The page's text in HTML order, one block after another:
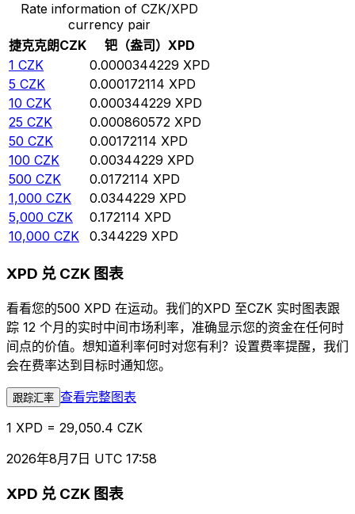
Rate information of CZK/XPD
currency pair
捷克克朗CZK 钯（盎司） XPD
1 CZK 0.0000344229 XPD
5 CZK 0.000172114 XPD
10 CZK 0.000344229 XPD
25 CZK 0.000860572 XPD
50 CZK 0.00172114 XPD
100 CZK 0.00344229 XPD
500 CZK 0.0172114 XPD
1,000 CZK 0.0344229 XPD
5,000 CZK 0.172114 XPD
10,000 CZK 0.344229 XPD
XPD 兑 CZK 图表
看看您的500 XPD 在运动。我们的XPD 至CZK 实时图表跟
踪 12 个月的实时中间市场利率，准确显示您的资金在任何时
间点的价值。想知道利率何时对您有利？设置费率提醒，我们
会在费率达到目标时通知您。
跟踪汇率 查看完整图表
1 XPD = 29,050.4 CZK
2026年8月7日 UTC 17:58
XPD 兑 CZK 图表